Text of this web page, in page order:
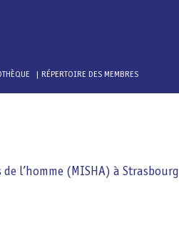
RÉPERTOIRE DES MEMBRES
l’homme (MISHA) à Strasbourg